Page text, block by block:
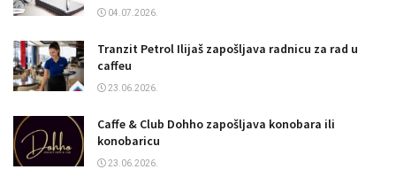
04.07.2026.
Tranzit Petrol Ilijaš zapošljava radnicu za rad u
caffeu
23.06.2026.
Caffe & Club Dohho zapošljava konobara ili
konobaricu
23.06.2026.